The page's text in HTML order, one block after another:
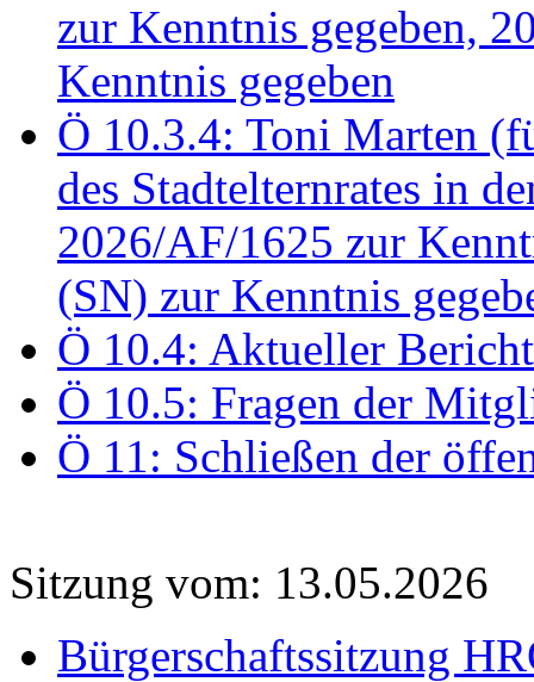
zur Kenntnis gegeben,
Kenntnis gegeben
Ö 10.3.4: Toni Marten
des Stadtelternrates in
2026/AF/1625 zur
(SN) zur Kenntnis
Ö 10.4: Aktueller
Ö 10.5: Fragen der
Ö 11: Schließen der
Sitzung vom: 13.05.2026
Bürgerschaftssitzung